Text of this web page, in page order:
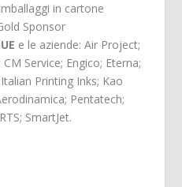
in cartone
Sponsor
e le aziende: Air Project;
Service; Engico; Eterna;
Printing Inks; Kao
Pentatech;
SmartJet.